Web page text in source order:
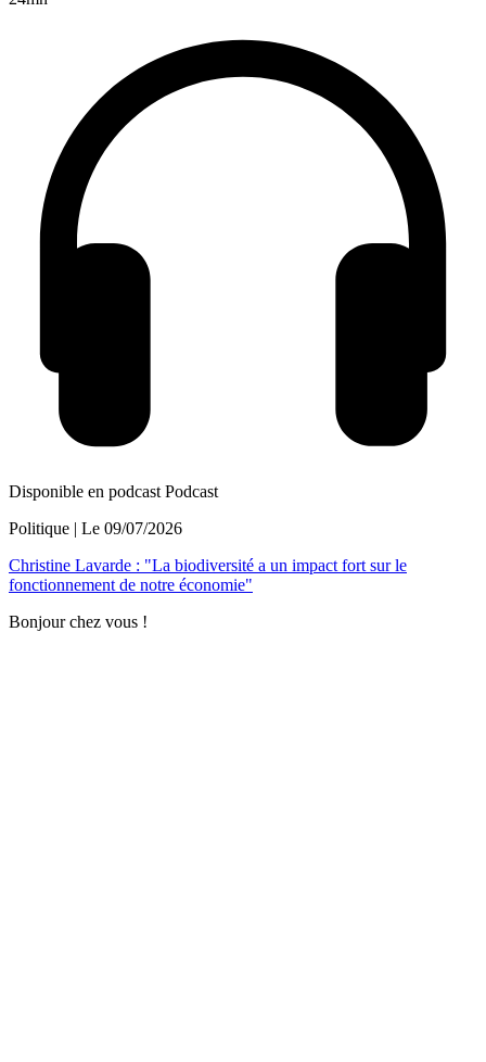
Disponible en podcast Podcast
Politique | Le 09/07/2026
Christine Lavarde : "La biodiversité a un impact fort sur le
fonctionnement de notre économie"
Bonjour chez vous !